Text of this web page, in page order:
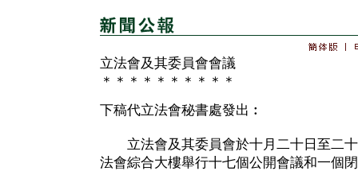
立法會及其委員會會議
＊＊＊＊＊＊＊＊＊＊
下稿代立法會秘書處發出︰
立法會及其委員會於十月二十日至二十
法會綜合大樓舉行十七個公開會議和一個